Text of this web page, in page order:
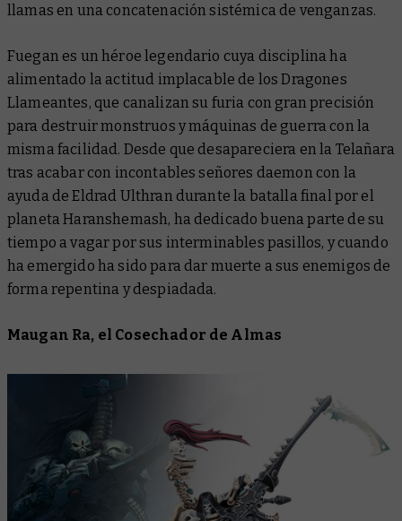
llamas en una concatenación sistémica de venganzas.
Fuegan es un héroe legendario cuya disciplina ha
alimentado la actitud implacable de los Dragones
Llameantes, que canalizan su furia con gran precisión
para destruir monstruos y máquinas de guerra con la
misma facilidad. Desde que desapareciera en la Telañara
tras acabar con incontables señores daemon con la
ayuda de Eldrad Ulthran durante la batalla final por el
planeta Haranshemash, ha dedicado buena parte de su
tiempo a vagar por sus interminables pasillos, y cuando
ha emergido ha sido para dar muerte a sus enemigos de
forma repentina y despiadada.
Maugan Ra, el Cosechador de Almas